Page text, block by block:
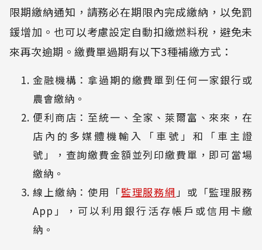
限期繳納通知，請務必在期限內完成繳納，以免罰
鍰增加。也可以考慮設定自動扣繳燃料稅，避免未
來再次逾期。繳費單過期有以下3種補繳方式：
金融機構：拿過期的繳費單到任何一家銀行或
農會繳納。
便利商店：至統一、全家、萊爾富、來來，在
店內的多媒體機輸入「車號」和「車主證
號」，查詢繳費金額並列印繳費單，即可當場
繳納。
線上繳納：使用「監理服務網 」或「監理服務
App」，可以利用銀行活存帳戶或信用卡繳
納。